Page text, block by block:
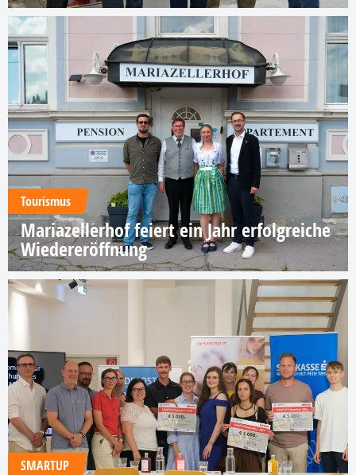
Tourismus
Mariazellerhof feiert ein Jahr erfolgreiche
Wiedereröffnung
SMARTUP